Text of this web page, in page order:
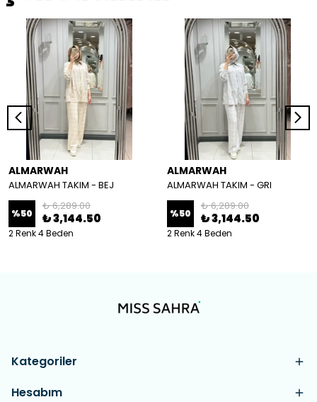
ALMARWAH
ALMARWAH TAKIM - BEJ
%50
₺ 6,289.00
₺ 3,144.50
2 Renk 4 Beden
ALMARWAH
ALMARWAH TAKIM - GRI
%50
₺ 6,289.00
₺ 3,144.50
2 Renk 4 Beden
Kategoriler
Hesabım